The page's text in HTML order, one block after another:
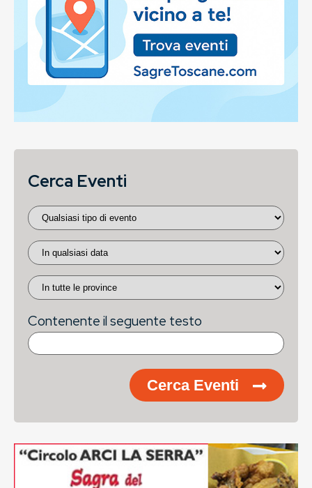
Cerca Eventi
Contenente il seguente testo
Cerca Eventi